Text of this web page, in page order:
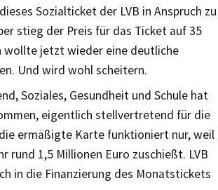
Sozialticket der LVB in Anspruch zu
stieg der Preis für das Ticket auf 35
wollte jetzt wieder eine deutliche
Und wird wohl scheitern.
Soziales, Gesundheit und Schule hat
eigentlich stellvertretend für die
ermäßigte Karte funktioniert nur, weil
rund 1,5 Millionen Euro zuschießt. LVB
in die Finanzierung des Monatstickets